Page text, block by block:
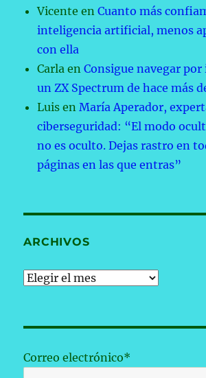
Vicente enCuanto más
inteligencia artificial, menos
con ella
Carla enConsigue navegar
un ZX Spectrum de hace más
Luis enMaría Aperador,
ciberseguridad: “El modo
no es oculto. Dejas rastro en
páginas en las que entras”
ARCHIVOS
Archivos
Correo electrónico*